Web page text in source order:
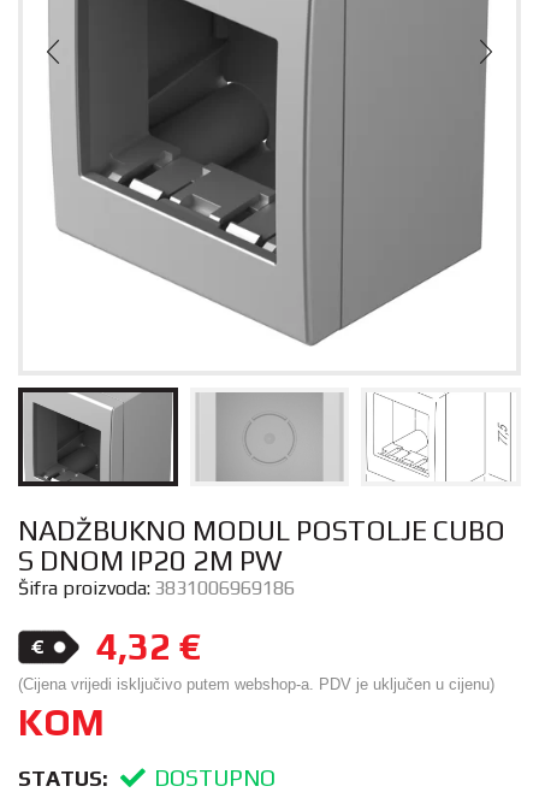
NADŽBUKNO MODUL POSTOLJE CUBO
S DNOM IP20 2M PW
Šifra proizvoda: 3831006969186
4,32 €
(Cijena vrijedi isključivo putem webshop-a. PDV je uključen u cijenu)
KOM
STATUS: DOSTUPNO